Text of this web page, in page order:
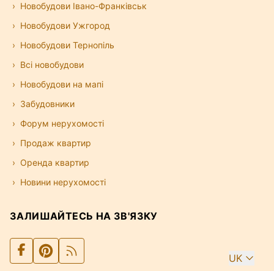
Новобудови Івано-Франківськ
Новобудови Ужгород
Новобудови Тернопіль
Всі новобудови
Новобудови на мапі
Забудовники
Форум нерухомості
Продаж квартир
Оренда квартир
Новини нерухомості
ЗАЛИШАЙТЕСЬ НА ЗВ'ЯЗКУ
UK